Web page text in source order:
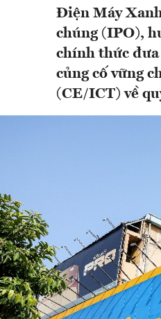
Điện Máy
chúng (IPO),
chính thức
củng cố vững
(CE/ICT) về